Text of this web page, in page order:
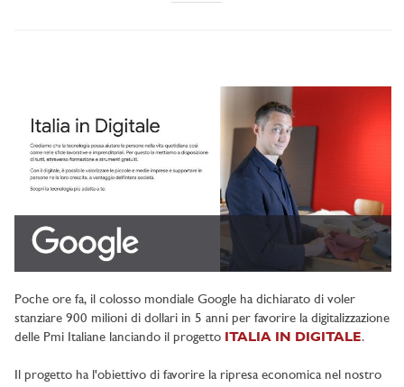
Poche ore fa, il colosso mondiale Google ha dichiarato di voler
stanziare 900 milioni di dollari in 5 anni per favorire la digitalizzazione
delle Pmi Italiane lanciando il progetto ITALIA IN DIGITALE.
Il progetto ha l'obiettivo di favorire la ripresa economica nel nostro